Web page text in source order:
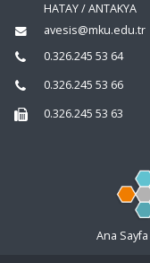
HATAY / ANTAKYA
avesis@mku.edu.tr
0.326.245 53 64
0.326.245 53 66
0.326.245 53 63
Ana Sayfa